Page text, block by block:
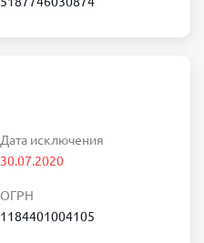
Дата исключения
30.07.2020
ОГРН
1184401004105